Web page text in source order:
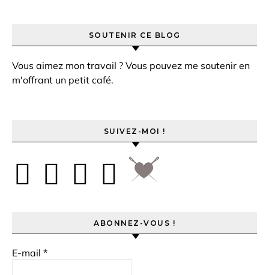
SOUTENIR CE BLOG
Vous aimez mon travail ? Vous pouvez me soutenir en
m'offrant un petit café.
SUIVEZ-MOI !
ABONNEZ-VOUS !
E-mail *